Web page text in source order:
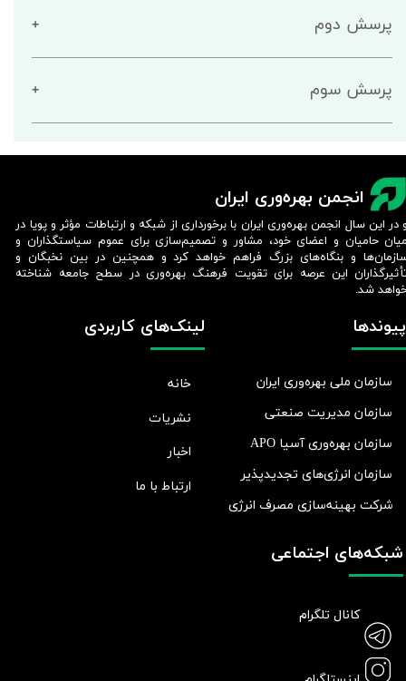
پرسش‌ دوم
پرسش‌ سوم
انجمن بهره‌وری ایران
لینک‌های کاربردی
خانه
نشریات
اخبار
ارتباط با ما
پیوندها
سازمان ملی بهره‌وری ایران
سازمان مدیریت صنعتی
سازمان بهره‌وری آسیا APO
سازمان انرژی‌های تجدیدپذیر
شرکت بهينه‌سازی مصرف انرژی
شبکه‌های اجتماعی
کانال تلگرام
در این سال انجمن بهره‌وری ایران با برخورداری از شبکه و ارتباطات مؤثر و پویا در
حامیان و اعضای خود، مشاور و تصمیم‌سازی برای عموم سیاستگذاران و
و بنگاه‌های بزرگ فراهم خواهد کرد و همچنین در بین نخبگان و
این عرصه برای تقویت فرهنگ بهره‌وری در سطح جامعه شناخته
شد.​​​​​​​